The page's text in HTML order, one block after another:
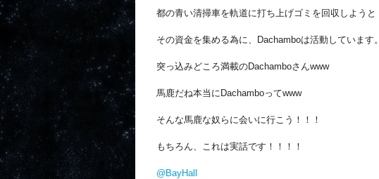
都の青い清掃車を軌道に打ち上げゴミを回収しようと
その資金を集める為に、Dachamboは活動しています。
突っ込みどころ満載のDachamboさんwww
馬鹿だね本当にDachamboってwww
そんな馬鹿な奴らに会いに行こう！！！
もちろん、これは実話です！！！！
@BayHall